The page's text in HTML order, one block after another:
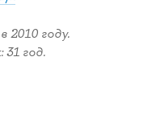
году.
год.